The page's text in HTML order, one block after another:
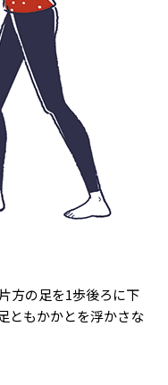
方の足を1歩後ろに下
ともかかとを浮かさな